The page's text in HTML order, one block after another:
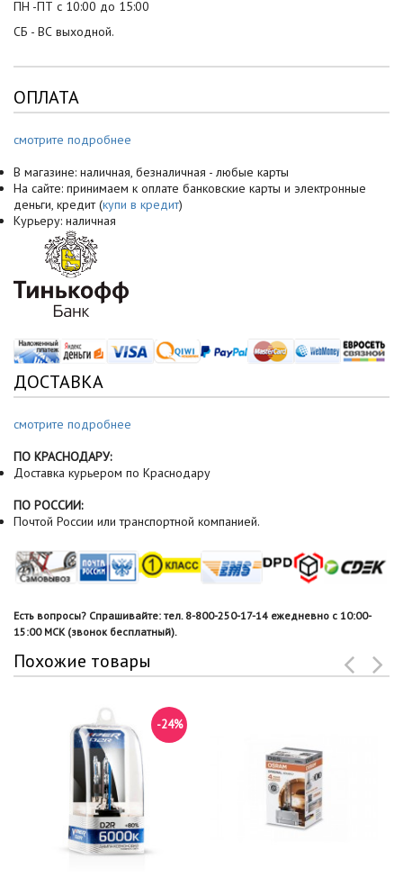
ПН -ПТ с 10:00 до 15:00
СБ - ВС выходной.
ОПЛАТА
смотрите подробнее
В магазине: наличная, безналичная - любые карты
На сайте: принимаем к оплате банковские карты и электронные
деньги, кредит (купи в кредит)
Курьеру: наличная
ДОСТАВКА
смотрите подробнее
ПО КРАСНОДАРУ:
Доставка курьером по Краснодару
ПО РОССИИ:
Почтой России или транспортной компанией.
Есть вопросы? Спрашивайте: тел. 8-800-250-17-14 ежедневно с 10:00-
15:00 МСК (звонок бесплатный).
Похожие товары
-24%